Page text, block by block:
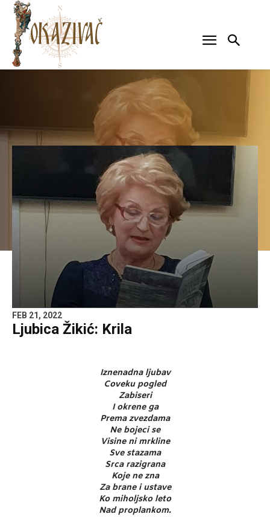
FEB 21, 2022
Ljubica Žikić: Krila
Iznenadna ljubav
Coveku pogled
Zabiseri
I okrene ga
Prema zvezdama
Ne bojeci se
Visine ni mrkline
Sve stazama
Srca razigrana
Koje ne zna
Za brane i ustave
Ko miholjsko leto
Nad proplankom.